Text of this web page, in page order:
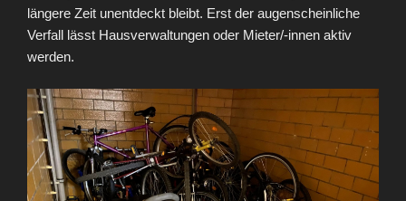
längere Zeit unentdeckt bleibt. Erst der augenscheinliche
Verfall lässt Hausverwaltungen oder Mieter/-innen aktiv
werden.